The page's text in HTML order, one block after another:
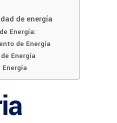
de energía
Energía:
de Energía
Energía
Energía